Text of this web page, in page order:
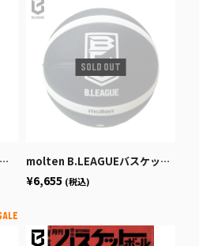
molten B.LEAGUEバスケットボール7号球
¥6,655 (税込)